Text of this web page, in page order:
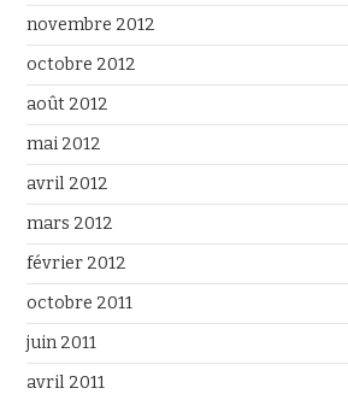
novembre 2012
octobre 2012
août 2012
mai 2012
avril 2012
mars 2012
février 2012
octobre 2011
juin 2011
avril 2011